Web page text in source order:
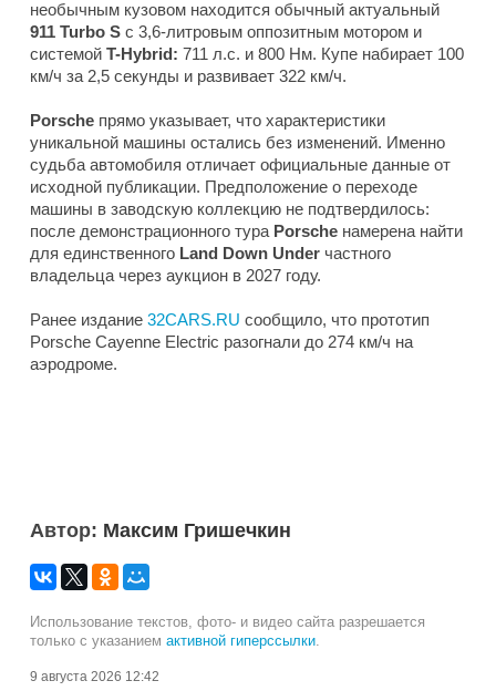
необычным кузовом находится обычный актуальный
911 Turbo S с 3,6-литровым оппозитным мотором и
системой T-Hybrid: 711 л.с. и 800 Нм. Купе набирает 100
км/ч за 2,5 секунды и развивает 322 км/ч.
Porsche прямо указывает, что характеристики
уникальной машины остались без изменений. Именно
судьба автомобиля отличает официальные данные от
исходной публикации. Предположение о переходе
машины в заводскую коллекцию не подтвердилось:
после демонстрационного тура Porsche намерена найти
для единственного Land Down Under частного
владельца через аукцион в 2027 году.
Ранее издание 32CARS.RU сообщило, что прототип
Porsche Cayenne Electric разогнали до 274 км/ч на
аэродроме.
Автор: Максим Гришечкин
Использование текстов, фото- и видео сайта разрешается
только с указанием активной гиперссылки
9 августа 2026 12:42